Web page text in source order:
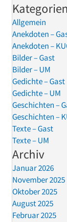
Kategorien
Allgemein
Anekdoten –
Anekdoten –
Bilder – Gast
Bilder – UM
Gedichte – Gast
Gedichte – UM
Geschichten –
Geschichten –
Texte – Gast
Texte – UM
Archiv
Januar 2026
November 2025
Oktober 2025
August 2025
Februar 2025